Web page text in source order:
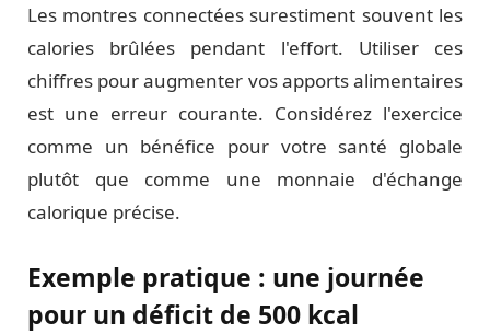
Les montres connectées surestiment souvent les
calories brûlées pendant l'effort. Utiliser ces
chiffres pour augmenter vos apports alimentaires
est une erreur courante. Considérez l'exercice
comme un bénéfice pour votre santé globale
plutôt que comme une monnaie d'échange
calorique précise.
Exemple pratique : une journée
pour un déficit de 500 kcal